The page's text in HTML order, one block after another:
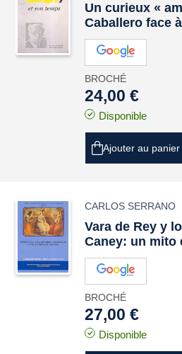
Un curieux «
Caballero face
BROCHÉ
24,00 €
Disponible
Ajouter au panier
CARLOS SERRANO
Vara de Rey y
Caney: un mito
BROCHÉ
27,00 €
Disponible